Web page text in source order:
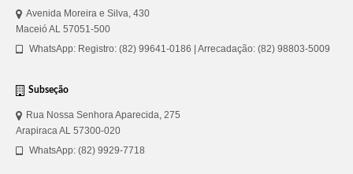
Avenida Moreira e Silva, 430
Maceió AL 57051-500
WhatsApp: Registro: (82) 99641-0186 | Arrecadação: (82) 98803-5009
Subseção
Rua Nossa Senhora Aparecida, 275
Arapiraca AL 57300-020
WhatsApp: (82) 9929-7718